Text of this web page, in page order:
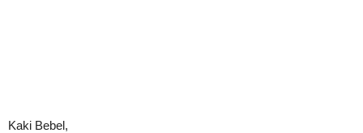
Kaki Bebel,